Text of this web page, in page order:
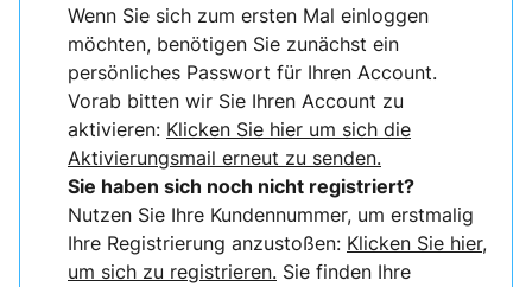
Wenn Sie sich zum ersten Mal einloggen
möchten, benötigen Sie zunächst ein
persönliches Passwort für Ihren Account.
Vorab bitten wir Sie Ihren Account zu
aktivieren: Klicken Sie hier um sich die
Aktivierungsmail erneut zu senden.
Sie haben sich noch nicht registriert?
Nutzen Sie Ihre Kundennummer, um erstmalig
Ihre Registrierung anzustoßen: Klicken Sie hier,
um sich zu registrieren. Sie finden Ihre